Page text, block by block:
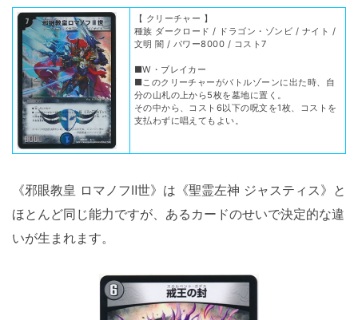
【 クリーチャー 】
種族 ダークロード / ドラゴン・ゾンビ / ナイト /
文明 闇 / パワー8000 / コスト7
■W・ブレイカー
■このクリーチャーがバトルゾーンに出た時、自
分の山札の上から5枚を墓地に置く。
その中から、コスト6以下の呪文を1枚、コストを
支払わずに唱えてもよい。
《邪眼教皇 ロマノフⅡ世》は《聖霊左神 ジャスティス》と
ほとんど同じ能力ですが、あるカードのせいで決定的な違
いが生まれます。